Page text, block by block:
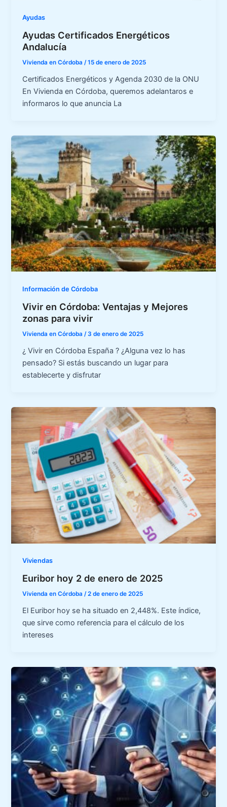
Ayudas
Ayudas Certificados Energéticos
Andalucía
Vivienda en Córdoba/15 de enero de 2025
Certificados Energéticos y Agenda 2030 de la ONU
En Vivienda en Córdoba, queremos adelantaros e
informaros lo que anuncia La
Información de Córdoba
Vivir en Córdoba: Ventajas y Mejores
zonas para vivir
Vivienda en Córdoba/ 3 de enero de 2025
¿ Vivir en Córdoba España ? ¿Alguna vez lo has
pensado? Si estás buscando un lugar para
establecerte y disfrutar
Viviendas
Euribor hoy 2 de enero de 2025
Vivienda en Córdoba/2 de enero de 2025
El Euribor hoy se ha situado en 2,448%. Este índice,
que sirve como referencia para el cálculo de los
intereses